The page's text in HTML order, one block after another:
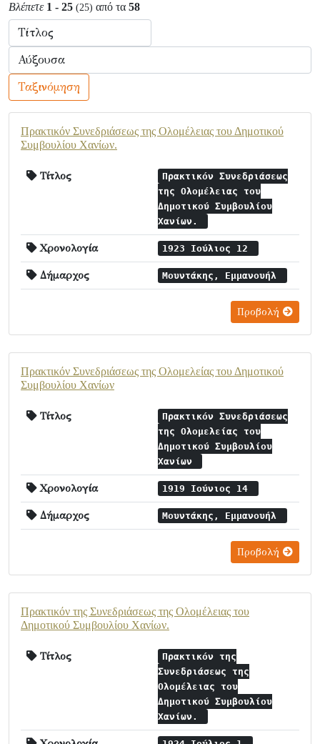
Βλέπετε 1 - 25 (25) από τα 58
Ταξινόμηση
Πρακτικόν Συνεδριάσεως της Ολομέλειας του Δημοτικού
Συμβουλίου Χανίων.
Τίτλος
Πρακτικόν Συνεδριάσεως
της Ολομέλειας του
Δημοτικού Συμβουλίου
Χανίων.
Χρονολογία 1923 Ιούλιος 12
Δήμαρχος Μουντάκης, Εμμανουήλ
Προβολή
Πρακτικόν Συνεδριάσεως της Ολομελείας του Δημοτικού
Συμβουλίου Χανίων
Τίτλος
Πρακτικόν Συνεδριάσεως
της Ολομελείας του
Δημοτικού Συμβουλίου
Χανίων
Χρονολογία 1919 Ιούνιος 14
Δήμαρχος Μουντάκης, Εμμανουήλ
Προβολή
Πρακτικόν της Συνεδριάσεως της Ολομέλειας του
Δημοτικού Συμβουλίου Χανίων.
Τίτλος
Πρακτικόν της
Συνεδριάσεως της
Ολομέλειας του
Δημοτικού Συμβουλίου
Χανίων.